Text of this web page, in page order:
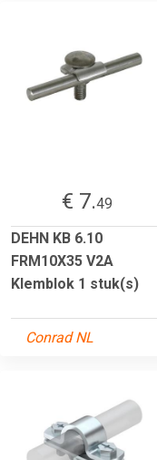
€ 7.49
DEHN KB 6.10
FRM10X35 V2A
Klemblok 1 stuk(s)
Conrad NL